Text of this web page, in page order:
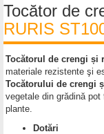
Tocător de
RURIS
Tocătorul de crengi și
materiale rezistente şi
Tocătorului de crengi
vegetale din grădină
plante.
Dotări